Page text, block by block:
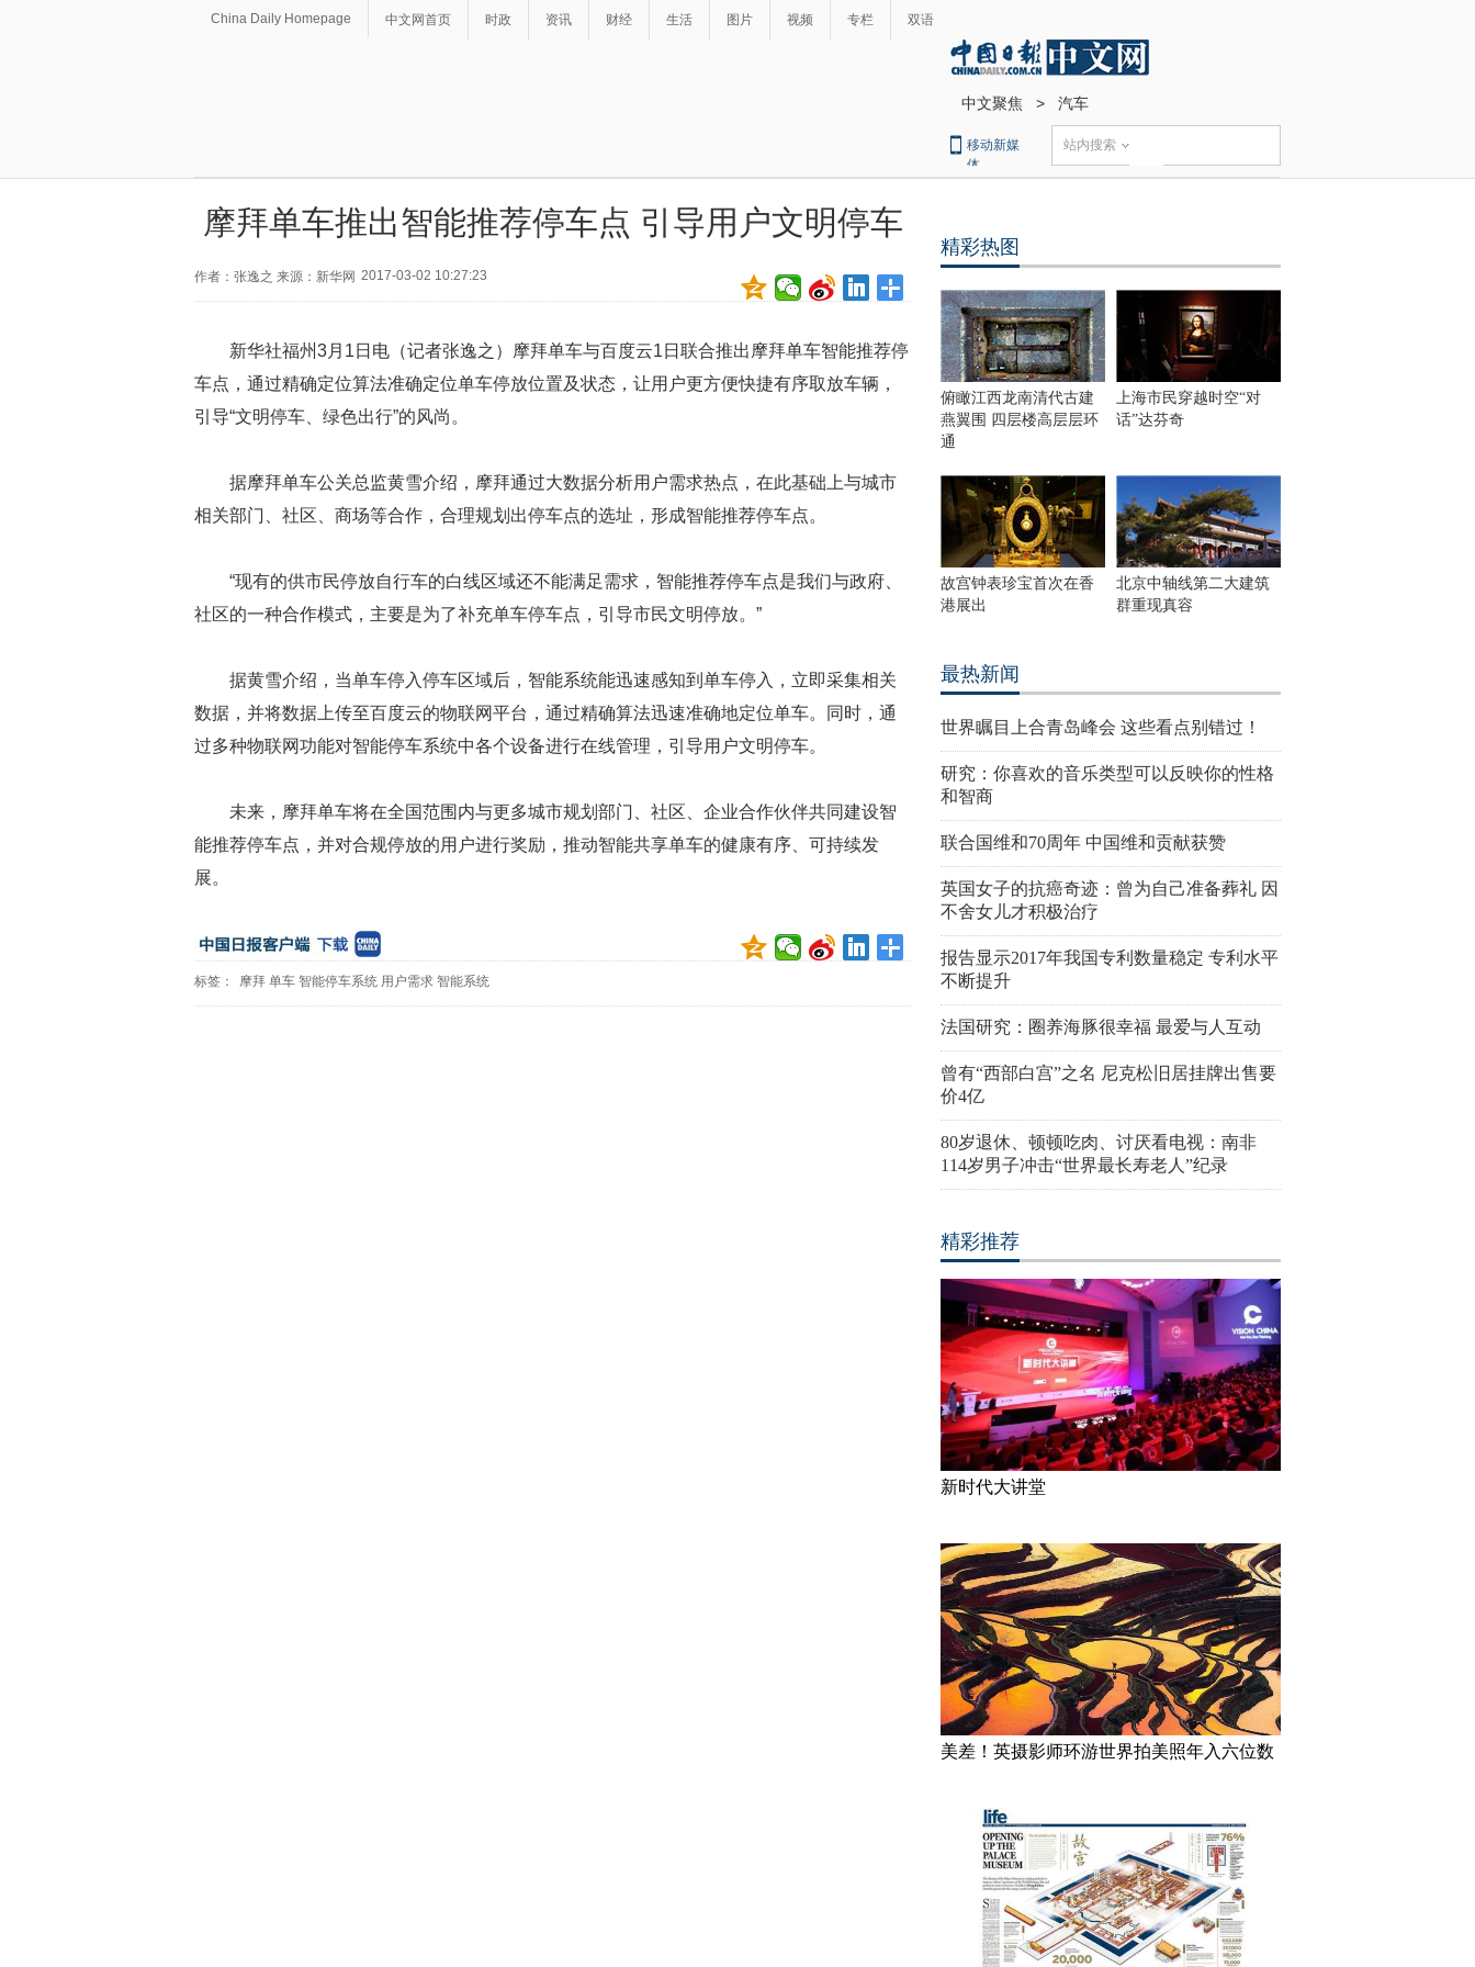
China Daily Homepage 中文网首页 时政 资讯 财经 生活 图片 视频 专栏 双语
中文聚焦 > 汽车
移动新媒
体
站内搜索
摩拜单车推出智能推荐停车点 引导用户文明停车
作者：张逸之 来源：新华网 2017-03-02 10:27:23
新华社福州3月1日电（记者张逸之）摩拜单车与百度云1日联合推出摩拜单车智能推荐停
车点，通过精确定位算法准确定位单车停放位置及状态，让用户更方便快捷有序取放车辆，
引导“文明停车、绿色出行”的风尚。
据摩拜单车公关总监黄雪介绍，摩拜通过大数据分析用户需求热点，在此基础上与城市
相关部门、社区、商场等合作，合理规划出停车点的选址，形成智能推荐停车点。
“现有的供市民停放自行车的白线区域还不能满足需求，智能推荐停车点是我们与政府、
社区的一种合作模式，主要是为了补充单车停车点，引导市民文明停放。”
据黄雪介绍，当单车停入停车区域后，智能系统能迅速感知到单车停入，立即采集相关
数据，并将数据上传至百度云的物联网平台，通过精确算法迅速准确地定位单车。同时，通
过多种物联网功能对智能停车系统中各个设备进行在线管理，引导用户文明停车。
未来，摩拜单车将在全国范围内与更多城市规划部门、社区、企业合作伙伴共同建设智
能推荐停车点，并对合规停放的用户进行奖励，推动智能共享单车的健康有序、可持续发
展。
标签： 摩拜 单车 智能停车系统 用户需求 智能系统
精彩热图
俯瞰江西龙南清代古建
燕翼围 四层楼高层层环
通
上海市民穿越时空“对
话”达芬奇
故宫钟表珍宝首次在香
港展出
北京中轴线第二大建筑
群重现真容
最热新闻
世界瞩目上合青岛峰会 这些看点别错过！
研究：你喜欢的音乐类型可以反映你的性格
和智商
联合国维和70周年 中国维和贡献获赞
英国女子的抗癌奇迹：曾为自己准备葬礼 因
不舍女儿才积极治疗
报告显示2017年我国专利数量稳定 专利水平
不断提升
法国研究：圈养海豚很幸福 最爱与人互动
曾有“西部白宫”之名 尼克松旧居挂牌出售要
价4亿
80岁退休、顿顿吃肉、讨厌看电视：南非
114岁男子冲击“世界最长寿老人”纪录
精彩推荐
新时代大讲堂
美差！英摄影师环游世界拍美照年入六位数